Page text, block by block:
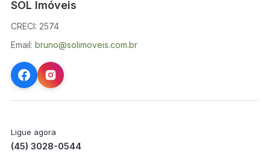
SOL Imóveis
CRECI: 2574
Email: bruno@solimoveis.com.br
Ligue agora
(45) 3028-0544